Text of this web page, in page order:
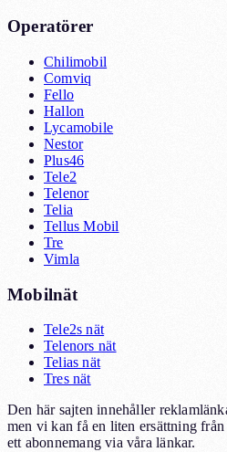
Operatörer
Chilimobil
Comviq
Fello
Hallon
Lycamobile
Nestor
Plus46
Tele2
Telenor
Telia
Tellus Mobil
Tre
Vimla
Mobilnät
Tele2s nät
Telenors nät
Telias nät
Tres nät
Den här sajten innehåller
men vi kan få en liten ersättning
ett abonnemang via våra länkar.